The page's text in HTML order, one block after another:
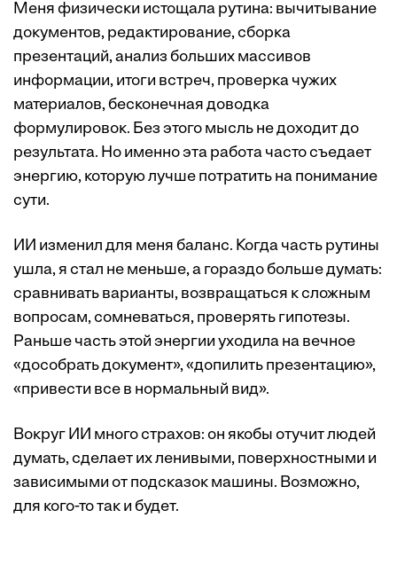
Меня физически истощала рутина: вычитывание
документов, редактирование, сборка
презентаций, анализ больших массивов
информации, итоги встреч, проверка чужих
материалов, бесконечная доводка
формулировок. Без этого мысль не доходит до
результата. Но именно эта работа часто съедает
энергию, которую лучше потратить на понимание
сути.
ИИ изменил для меня баланс. Когда часть рутины
ушла, я стал не меньше, а гораздо больше думать:
сравнивать варианты, возвращаться к сложным
вопросам, сомневаться, проверять гипотезы.
Раньше часть этой энергии уходила на вечное
«дособрать документ», «допилить презентацию»,
«привести все в нормальный вид».
Вокруг ИИ много страхов: он якобы отучит людей
думать, сделает их ленивыми, поверхностными и
зависимыми от подсказок машины. Возможно,
для кого-то так и будет.